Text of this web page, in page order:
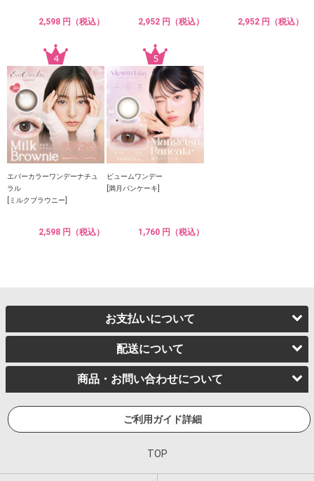
2,598 円（税込） 2,952 円（税込） 2,952 円（税込）
エバーカラーワンデーナチュ
ラル
[ミルクブラウニー]
2,598 円（税込）
ビュームワンデー
[満月パンケーキ]
1,760 円（税込）
お支払いについて
配送について
商品・お問い合わせについて
ご利用ガイド詳細
TOP